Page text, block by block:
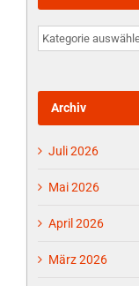
Aktuelles
vom
Archiv
Juli 2026
Mai 2026
April 2026
März 2026